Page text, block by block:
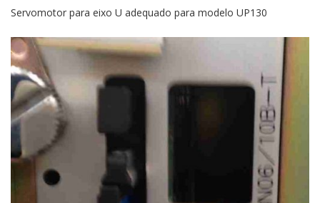
Servomotor para eixo U adequado para modelo UP130